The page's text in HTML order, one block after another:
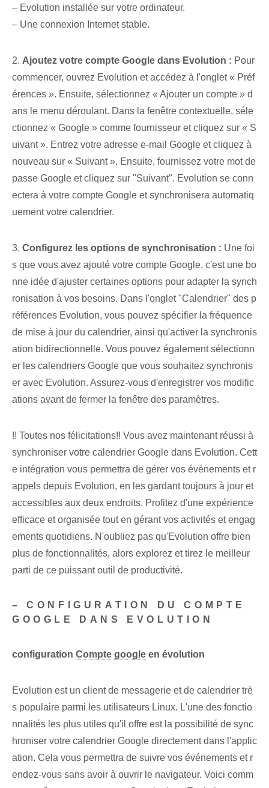
– Evolution installée sur votre ordinateur.
– Une connexion Internet stable.
2. Ajoutez votre compte Google dans Evolution : Pour
commencer, ouvrez Evolution et accédez à l'onglet « Préf
érences ». Ensuite, sélectionnez « Ajouter un compte » d
ans le menu déroulant. Dans la fenêtre contextuelle, séle
ctionnez « Google » comme fournisseur et cliquez sur « S
uivant ». Entrez votre adresse e-mail Google et cliquez à
nouveau sur « Suivant ». Ensuite, fournissez votre mot de
passe Google et cliquez sur "Suivant". Evolution se conn
ectera à votre compte Google et synchronisera automatiq
uement votre calendrier.
3.⁢ Configurez les options de synchronisation : Une foi
s que vous avez ajouté votre compte Google, c'est une bo
nne idée d'ajuster certaines options pour adapter la synch
ronisation à vos besoins. Dans l'onglet "Calendrier" des p
références Evolution, vous pouvez spécifier la fréquence
de mise à jour du calendrier, ainsi qu'activer la synchronis
ation bidirectionnelle. Vous pouvez également sélectionn
er les calendriers Google que vous souhaitez synchronis
er avec Evolution. Assurez-vous d'enregistrer vos modific
ations avant de fermer la fenêtre des paramètres.
!! Toutes nos félicitations!! Vous avez maintenant réussi à
synchroniser votre calendrier Google dans Evolution. Cett
e intégration vous permettra de gérer vos événements et r
appels depuis Evolution, en les gardant toujours à jour et
accessibles aux deux endroits. Profitez d'une expérience
efficace et organisée tout en gérant vos activités et engag
ements quotidiens. N'oubliez pas qu'Evolution offre bien
plus de fonctionnalités, alors explorez et tirez le meilleur
parti de ce puissant outil de productivité.
– CONFIGURATION DU COMPTE
GOOGLE DANS EVOLUTION
configuration Compte google en évolution
Evolution est un client de messagerie et de calendrier trè
s populaire parmi les utilisateurs Linux. L'une des fonctio
nnalités les plus utiles qu'il offre est la possibilité de sync
hroniser votre calendrier Google directement dans l'applic
ation. Cela vous permettra de suivre vos événements et r
endez-vous sans avoir à ouvrir le navigateur. Voici comm